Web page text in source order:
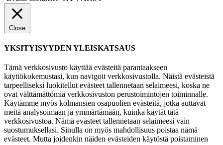
Close
YKSITYISYYDEN YLEISKATSAUS
Tämä verkkosivusto käyttää evästeitä parantaakseen
käyttökokemustasi, kun navigoit verkkosivustolla. Näistä evästeistä
tarpeelliseksi luokitellut evästeet tallennetaan selaimeesi, koska ne
ovat välttämättömiä verkkosivuston perustoimintojen toiminnalle.
Käytämme myös kolmansien osapuolien evästeitä, jotka auttavat
meitä analysoimaan ja ymmärtämään, kuinka käytät tätä
verkkosivustoa. Nämä evästeet tallennetaan selaimeesi vain
suostumuksellasi. Sinulla on myös mahdollisuus poistaa nämä
evästeet. Mutta joidenkin näiden evästeiden käytöstä poistaminen